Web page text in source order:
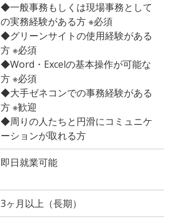
◆一般事務もしくは現場事務として
の実務経験がある方 ※必須
◆グリーンサイトの使用経験がある
方 ※必須
◆Word・Excelの基本操作が可能な
方 ※必須
◆大手ゼネコンでの事務経験がある
方 ※歓迎
◆周りの人たちと円滑にコミュニケ
ーションが取れる方
即日就業可能
3ヶ月以上（長期）